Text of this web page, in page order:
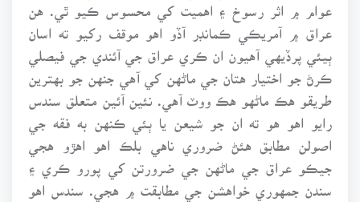
عوام ۾ اثر رسوخ ۽ اهميت کي محسوس ڪيو ٿي. هن
عراق ۾ آمريڪي ڪمانڊر آڏو اهو موقف رکيو ته اسان
ٻيئي پرڏيهي آهيون ان ڪري عراق جي آئندي جي فيصلي
ڪرڻ جو اختيار هتان جي ماڻهن کي آهي جنهن جو بهترين
طريقو هڪ ماڻهو هڪ ووٽ آهي. نئين آئين متعلق سندس
رايو اهو هو ته ان جو شيعن يا ٻئي ڪنهن به فقه جي
اصولن مطابق هئڻ ضروري ناهي بلڪ اهو اهڙو هجي
جيڪو عراق جي ماڻهن جي ضرورتن کي پورو ڪري ۽
سندن جمهوري خواهشن جي مطابقت ۾ هجي. سندس اهو